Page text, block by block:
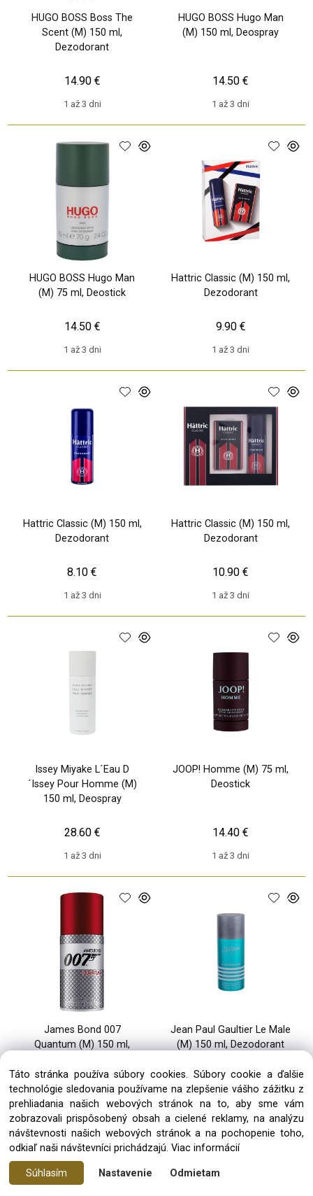
HUGO BOSS Boss The
Scent (M) 150 ml,
Dezodorant
1 až 3 dni
14.90 €
HUGO BOSS Hugo Man
(M) 150 ml, Deospray
1 až 3 dni
14.50 €
HUGO BOSS Hugo Man
(M) 75 ml, Deostick
1 až 3 dni
14.50 €
Hattric Classic (M) 150 ml,
Dezodorant
1 až 3 dni
9.90 €
Hattric Classic (M) 150 ml,
Dezodorant
1 až 3 dni
8.10 €
Hattric Classic (M) 150 ml,
Dezodorant
1 až 3 dni
10.90 €
Issey Miyake L´Eau D
´Issey Pour Homme (M)
150 ml, Deospray
1 až 3 dni
28.60 €
JOOP! Homme (M) 75 ml,
Deostick
1 až 3 dni
14.40 €
James Bond 007
Quantum (M) 150 ml,
1 až 3 dni
5.80 €
Jean Paul Gaultier Le Male
(M) 150 ml, Dezodorant
1 až 3 dni
32.00 €
Táto stránka používa súbory cookies. Súbory cookie a ďalšie
technológie sledovania používame na zlepšenie vášho zážitku z
prehliadania našich webových stránok na to, aby sme vám
zobrazovali prispôsobený obsah a cielené reklamy, na analýzu
návštevnosti našich webových stránok a na pochopenie toho,
odkiaľ naši návštevníci prichádzajú. Viac informácií
Súhlasím Nastavenie Odmietam